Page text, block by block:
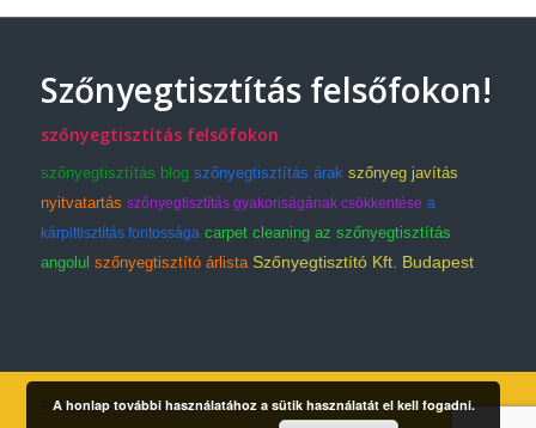
Szőnyegtisztítás felsőfokon!
szőnyegtisztítás felsőfokon
szőnyegtisztítás blog szőnyegtisztítás árak szőnyeg javítás
nyitvatartás szőnyegtisztítás gyakoriságának csökkentése a
kárpittisztítás fontossága carpet cleaning az szőnyegtisztítás
angolul szőnyegtisztító árlista Szőnyegtisztító Kft. Budapest
© Copyright - Szőnyegtisztító Kft.
A honlap további használatához a sütik használatát el kell fogadni.